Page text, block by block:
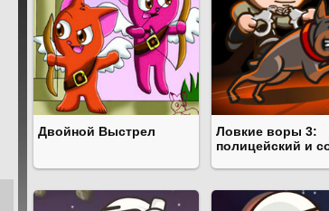
Двойной Выстрел
Ловкие воры 3:
полицейский и